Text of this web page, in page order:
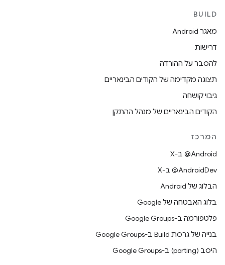
BUILD
מאגר Android
דרישות
להסבר על ההורדה
תצוגה מקדימה של הקודים הבינאריים
גיבוי קושחה
הקודים הבינאריים של מנהל ההתקן
המרכז
‫‎@Android ב-X
‫‎@AndroidDev ב-X
הבלוג של Android
בלוג האבטחה של Google
פלטפורמה ב-Google Groups
בנייה של גרסת Build ב-Google Groups
היסב (porting) ב-Google Groups